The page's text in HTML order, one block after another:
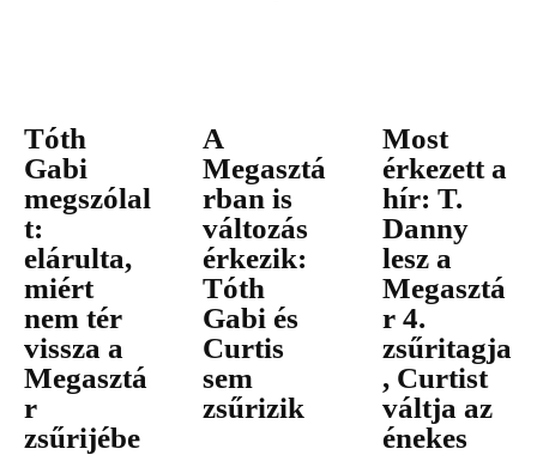
Tóth
Gabi
megszólal
t:
elárulta,
miért
nem tér
vissza a
Megasztá
r
zsűrijébe
A
Megasztá
rban is
változás
érkezik:
Tóth
Gabi és
Curtis
sem
zsűrizik
Most
érkezett a
hír: T.
Danny
lesz a
Megasztá
r 4.
zsűritagja
, Curtist
váltja az
énekes